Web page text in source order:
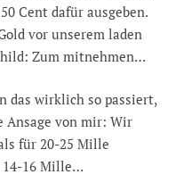
Cent dafür ausgeben.
vor unserem laden
Zum mitnehmen…
das wirklich so passiert,
Ansage von mir: Wir
für 20-25 Mille
14-16 Mille…